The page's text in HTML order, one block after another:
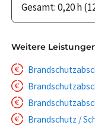
Gesamt: 0,20 h
Weitere
Brandschutz /